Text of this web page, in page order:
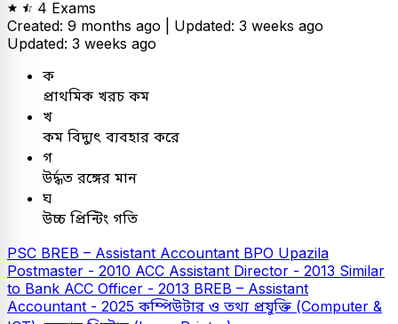
4 Exams
Created: 9 months ago | Updated: 3 weeks ago
Updated: 3 weeks ago
ক
প্রাথমিক খরচ কম
খ
কম বিদ্যুৎ ব্যবহার করে
গ
উর্দ্ধত রঙ্গের মান
ঘ
উচ্চ প্রিন্টিং গতি
PSC BREB – Assistant Accountant BPO Upazila
Postmaster - 2010 ACC Assistant Director - 2013 Similar
to Bank ACC Officer - 2013 BREB – Assistant
Accountant - 2025 কম্পিউটার ও তথ্য প্রযুক্তি (Computer &